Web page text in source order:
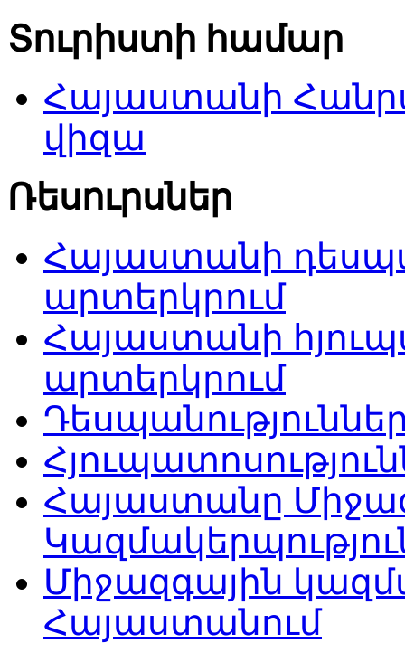
Տուրիստի համար
Հայաստանի
վիզա
Ռեսուրսներ
Հայաստանի
արտերկրում
Հայաստանի
արտերկրում
Հայաստանը
Միջազգային
Հայաստանում